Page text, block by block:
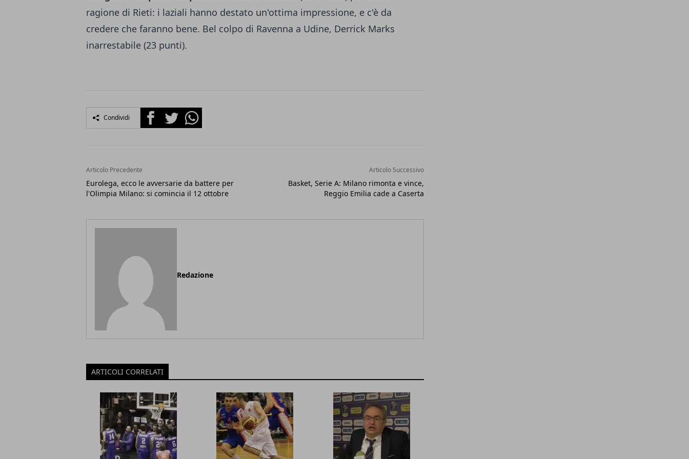
ragione di Rieti: i laziali hanno destato un'ottima impressione, e c'è da
credere che faranno bene. Bel colpo di Ravenna a Udine, Derrick Marks
inarrestabile (23 punti).
Condividi FacebookTwitterWhatsapp
Articolo Precedente
Eurolega, ecco le avversarie da battere per
l'Olimpia Milano: si comincia il 12 ottobre
Articolo Successivo
Basket, Serie A: Milano rimonta e vince,
Reggio Emilia cade a Caserta
Redazione
ARTICOLI CORRELATI